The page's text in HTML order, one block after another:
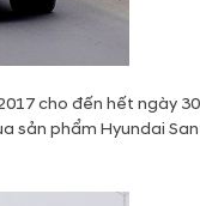
cho đến hết ngày
sản phẩm Hyundai